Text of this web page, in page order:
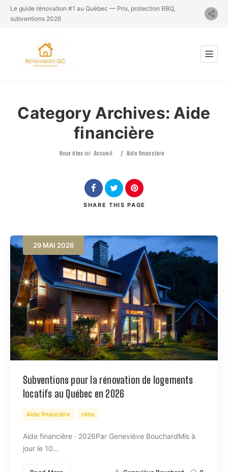
Le guide rénovation #1 au Québec — Prix, protection RBQ,
subventions 2026
Category Archives: Aide
financière
Vous êtes ici :Accueil / Aide financière
SHARE THIS PAGE
29 MAI 2026
Subventions pour la rénovation de logements
locatifs au Québec en 2026
Aide financière réno
Aide financière · 2026Par Geneviève BouchardMis à
jour le 10…